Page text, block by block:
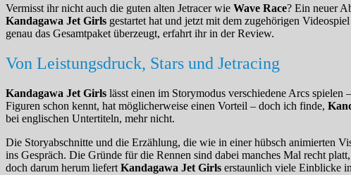
Vermisst ihr nicht auch die guten alten Jetracer wie Wave Race? Ein neuer
Kandagawa Jet Girls gestartet hat und jetzt mit dem zugehörigen
genau das Gesamtpaket überzeugt, erfahrt ihr in der Review.
Von Leistungsdruck, Stars und Jetracing
Kandagawa Jet Girls lässt einen im Storymodus verschiedene Arcs spielen
Figuren schon kennt, hat möglicherweise einen Vorteil – doch ich finde,
bei englischen Untertiteln, mehr nicht.
Die Storyabschnitte und die Erzählung, die wie in einer hübsch animierten
ins Gespräch. Die Gründe für die Rennen sind dabei manches Mal recht
doch darum herum liefert Kandagawa Jet Girls erstaunlich viele Einblicke